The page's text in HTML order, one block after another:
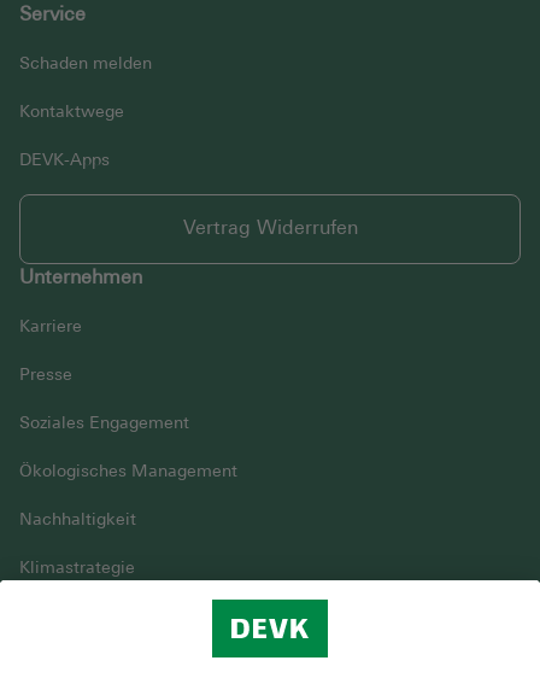
Service
Schaden melden
Kontaktwege
DEVK-Apps
Vertrag Widerrufen
Unternehmen
Karriere
Presse
Soziales Engagement
Ökologisches Management
Nachhaltigkeit
Klimastrategie